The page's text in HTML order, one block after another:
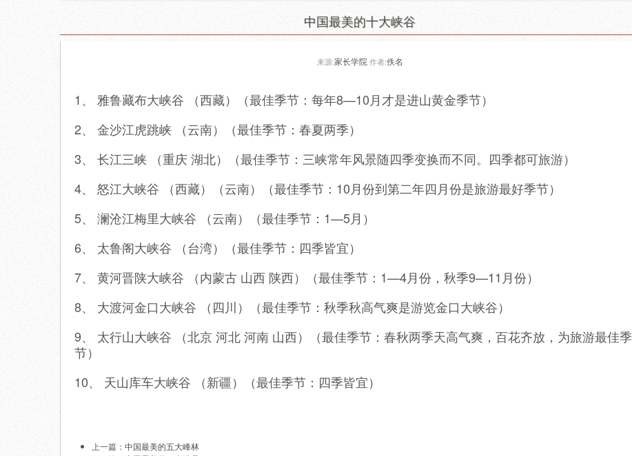
中国最美的十大峡谷
来源:家长学院作者:佚名
1、 雅鲁藏布大峡谷 （西藏）（最佳季节：每年8—10月才是进山黄金季节）
2、 金沙江虎跳峡 （云南）（最佳季节：春夏两季）
3、 长江三峡 （重庆 湖北）（最佳季节：三峡常年风景随四季变换而不同。四季都可旅游）
4、 怒江大峡谷 （西藏）（云南）（最佳季节：10月份到第二年四月份是旅游最好季节）
5、 澜沧江梅里大峡谷 （云南）（最佳季节：1—5月）
6、 太鲁阁大峡谷 （台湾）（最佳季节：四季皆宜）
7、 黄河晋陕大峡谷 （内蒙古 山西 陕西）（最佳季节：1—4月份，秋季9—11月份）
8、 大渡河金口大峡谷 （四川）（最佳季节：秋季秋高气爽是游览金口大峡谷）
9、 太行山大峡谷 （北京 河北 河南 山西）（最佳季节：春秋两季天高气爽，百花齐放，为旅游最佳季
节）
10、 天山库车大峡谷 （新疆）（最佳季节：四季皆宜）
上一篇： 中国最美的五大峰林